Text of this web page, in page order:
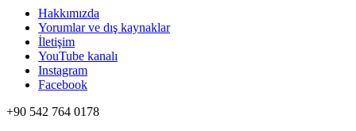
Hakkımızda
Yorumlar ve dış kaynaklar
İletişim
YouTube kanalı
Instagram
Facebook
+90 542 764 0178